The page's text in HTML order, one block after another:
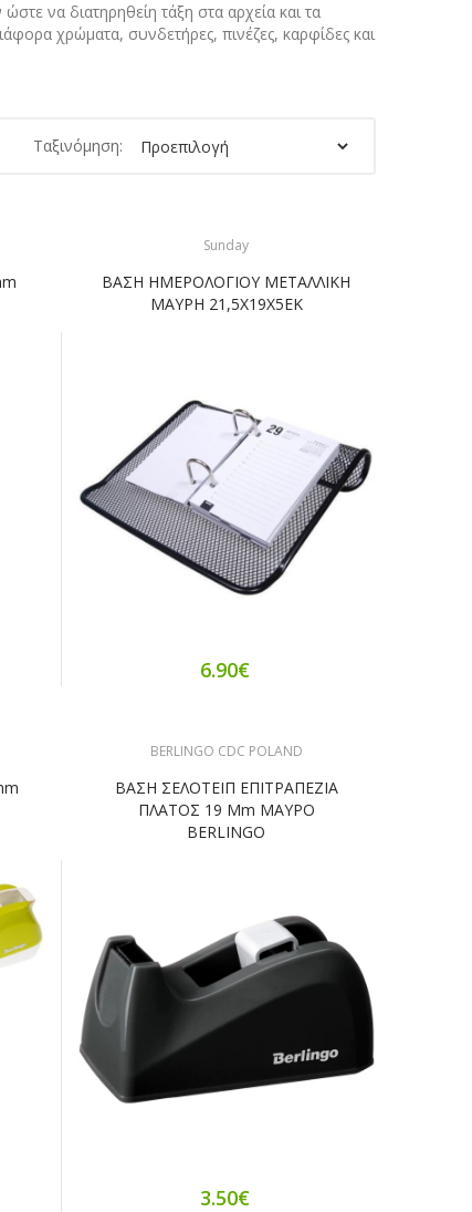
να διατηρηθείη τάξη στα αρχεία και τα
χρώματα, συνδετήρες, πινέζες, καρφίδες και
Ταξινόμηση:
Sunday
ΒΑΣΗ ΗΜΕΡΟΛΟΓΙΟΥ ΜΕΤΑΛΛΙΚΗ
ΜΑΥΡΗ 21,5Χ19Χ5ΕΚ
6.90€
BERLINGO CDC POLAND
ΒΑΣΗ ΣΕΛΟΤΕΙΠ ΕΠΙΤΡΑΠΕΖΙΑ
ΠΛΑΤΟΣ 19 Mm ΜΑΥΡΟ
BERLINGO
3.50€